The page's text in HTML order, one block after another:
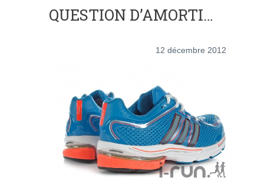
QUESTION D’AMORTI…
12 décembre 2012